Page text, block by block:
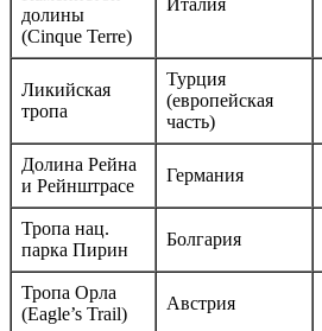
долины
(Cinque Terre)
Ликийская
тропа
Турция
(европейская
часть)
Долина Рейна
и Рейнштрасе
Германия
Тропа нац.
парка Пирин
Болгария
Тропа Орла
(Eagle’s Trail)
Австрия